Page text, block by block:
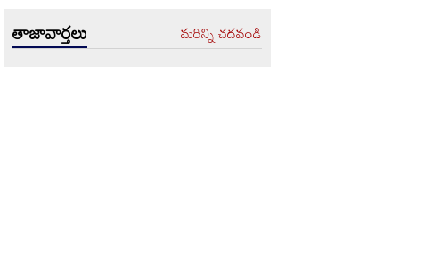
తాజావార్తలు మరిన్ని చదవండి